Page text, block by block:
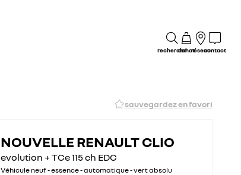
rechercheachatréseaucontact
sauvegardez en favori
NOUVELLE RENAULT CLIO
evolution + TCe 115 ch EDC
Véhicule neuf - essence - automatique - vert absolu